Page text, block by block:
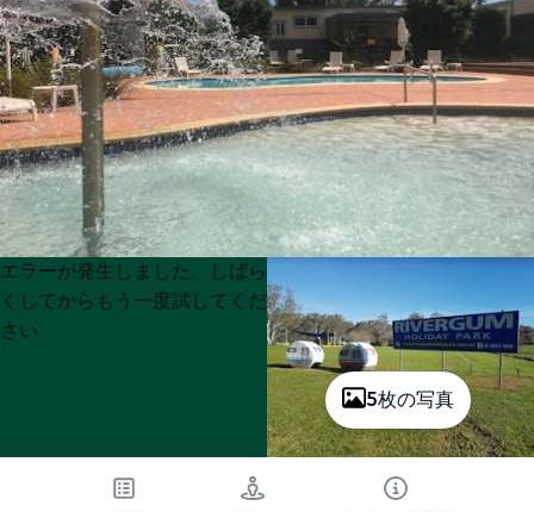
5枚の写真
Product
List
Product
List
エラーが発生しました。しばら
くしてからもう一度試してくだ
さい